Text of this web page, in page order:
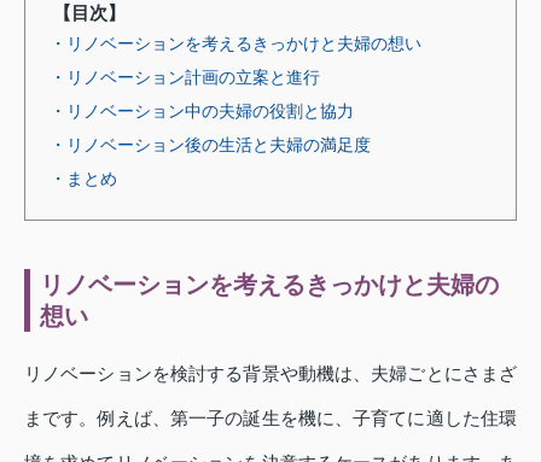
【目次】
・リノベーションを考えるきっかけと夫婦の想い
・リノベーション計画の立案と進行
・リノベーション中の夫婦の役割と協力
・リノベーション後の生活と夫婦の満足度
・まとめ
リノベーションを考えるきっかけと夫婦の
想い
リノベーションを検討する背景や動機は、夫婦ごとにさまざ
まです。例えば、第一子の誕生を機に、子育てに適した住環